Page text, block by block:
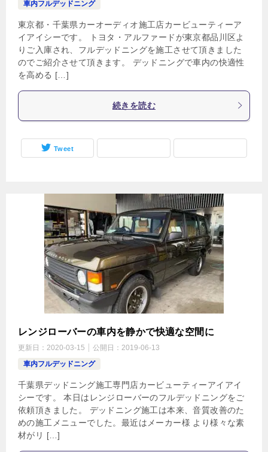
車内フルデッドニング
東京都・千葉県カーオーディオ施工店カービューティーア
イアイシーです。 トヨタ・アルファードが東京都品川区よ
りご入庫され、フルデッドニングを施工させて頂きました
のでご紹介させて頂きます。 デッドニングで車内の快適性
を高める […]
続きを読む
Tweet
レンジローバーの車内を静かで快適な空間に
更新日： 2020-03-15 公開日： 2019-06-13
車内フルデッドニング
千葉県デッドニング施工専門店カービューティーアイアイ
シーです。 本日はレンジローバーのフルデッドニングをご
依頼頂きました。 デッドニング施工は本来、音質改善のた
めの施工メニューでした。最近はメーカー様 より様々な素
材がリ […]